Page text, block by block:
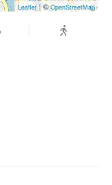
Leaflet| ©OpenStreetMap